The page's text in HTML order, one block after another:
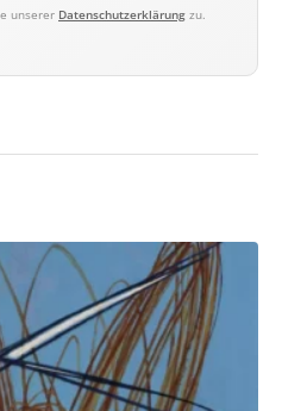
unserer Datenschutzerklärung zu.